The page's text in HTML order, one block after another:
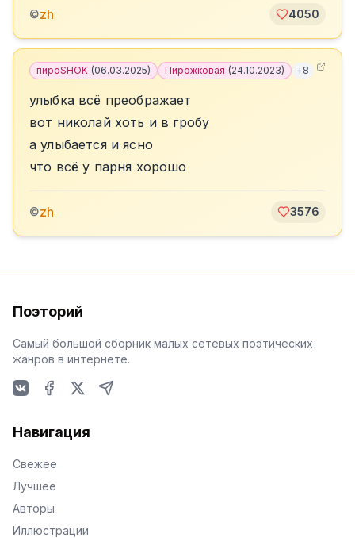
©zh 4050
пироSHOK (06.03.2025) Пирожковая (24.10.2023) +8
улыбка всё преображает
вот николай хоть и в гробу
а улыбается и ясно
что всё у парня хорошо
©zh 3576
Поэторий
Самый большой сборник малых сетевых поэтических
жанров в интернете.
Навигация
Свежее
Лучшее
Авторы
Иллюстрации